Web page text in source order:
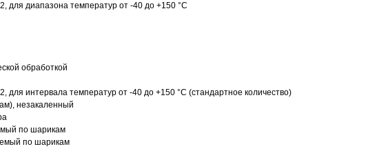
для диапазона температур от -40 до +150 °C
обработкой
для интервала температур от -40 до +150 °C (стандартное количество)
незакаленный
по шарикам
по шарикам